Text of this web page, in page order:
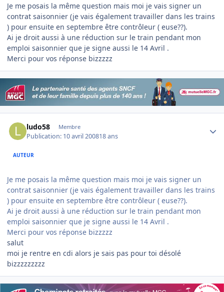
Je me posais la même question mais moi je vais signer un
contrat saisonnier (je vais également travailler dans les trains
) pour ensuite en septembre être contrôleur ( euse??).
Ai je droit aussi à une réduction sur le train pendant mon
emploi saisonnier que je signe aussi le 14 Avril .
Merci pour vos réponse bizzzzz
ludo58 Membre
Publication: 10 avril 200818 ans
AUTEUR
Je me posais la même question mais moi je vais signer un
contrat saisonnier (je vais également travailler dans les trains
) pour ensuite en septembre être contrôleur ( euse??).
Ai je droit aussi à une réduction sur le train pendant mon
emploi saisonnier que je signe aussi le 14 Avril .
Merci pour vos réponse bizzzzz
salut
moi je rentre en cdi alors je sais pas pour toi désolé
bizzzzzzzzz